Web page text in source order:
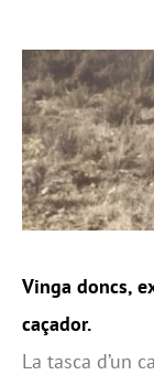
Vinga doncs,
caçador.
La tasca d’un